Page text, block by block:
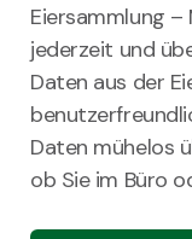
Eiersammlung
jederzeit und
Daten aus der
Daten mühelos
ob Sie im Büro